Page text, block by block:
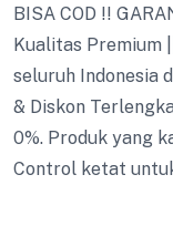
BISA COD !!
Kualitas Premium
seluruh Indonesia
& Diskon
0%. Produk yang
Control ketat